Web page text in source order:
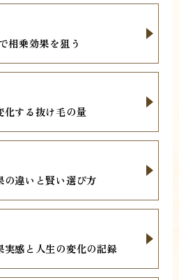
相乗効果を狙う
する抜け毛の量
違いと賢い選び方
感と人生の変化の記録